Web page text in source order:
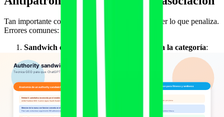
Tan importante como saber lo que funciona es saber lo que penaliza.
Errores comunes:
Sandwich con entidades irrelevantes para la categoría:
mencionar a Coca-Cola junto a tu marca de gimnasio porque
"es famosa" daña la asociación, porque el modelo entiende
que el contexto es alimentación azucarada, no fitness.
Repetición mecánica de la misma pareja A/B: si en 60
piezas tu sandwich es siempre "ACSM + Fitai Labs +
Garmin", el modelo detecta patrón y degrada la señal.
Sandwich sin función real para tu marca
: si tu marca